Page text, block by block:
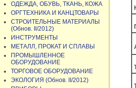
ОДЕЖДА, ОБУВЬ, ТКАНЬ, КОЖА
ОРГТЕХНИКА И КАНЦТОВАРЫ
СТРОИТЕЛЬНЫЕ МАТЕРИАЛЫ
(Обнов. II/2012)
ИНСТРУМЕНТЫ
МЕТАЛЛ, ПРОКАТ И СПЛАВЫ
ПРОМЫШЛЕННОЕ
ОБОРУДОВАНИЕ
ТОРГОВОЕ ОБОРУДОВАНИЕ
ЭКОЛОГИЯ (Обнов. II/2012)